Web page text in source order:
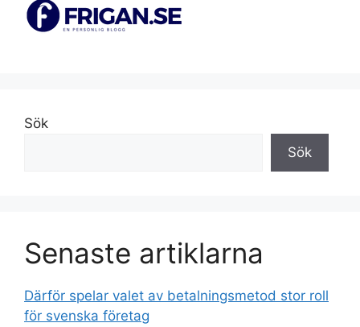
Sök
Sök
Senaste artiklarna
Därför spelar valet av betalningsmetod stor roll
för svenska företag